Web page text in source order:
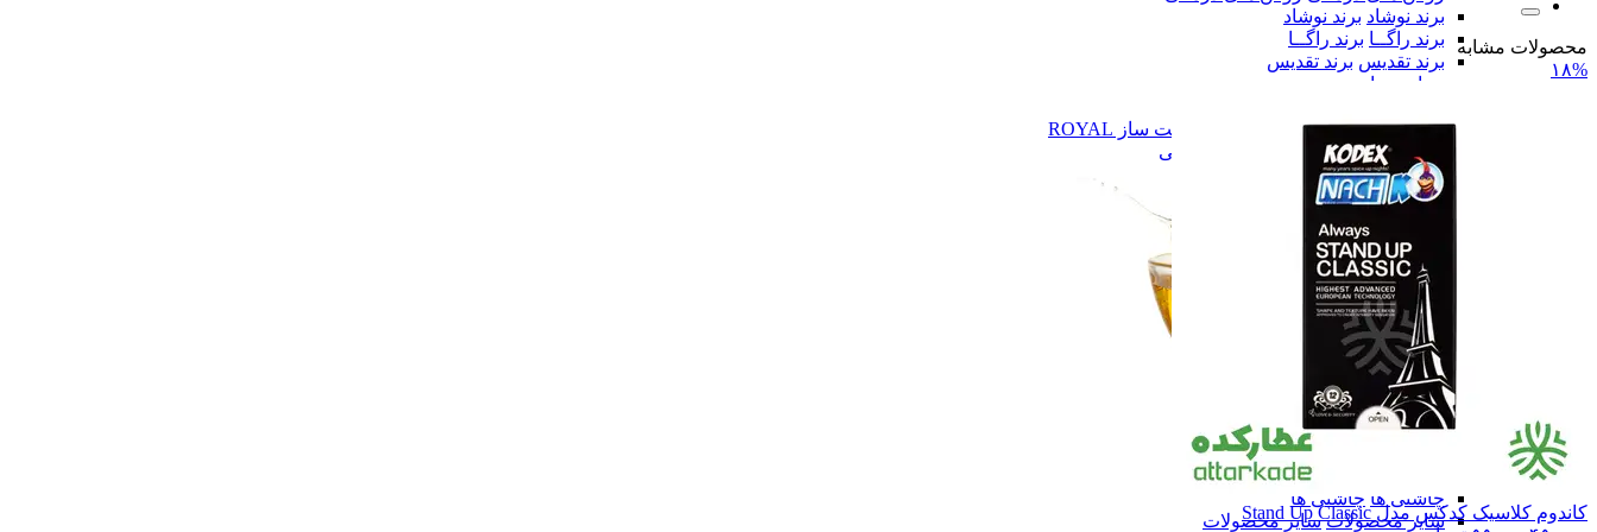
برند نوشاد برند نوشاد
برند راگــا برند راگــا
برند تقدیس برند تقدیس
سـایر
سـایر
روغن دست ساز ROYAL
روغن دست ساز ROYAL
همه دسته بندی های روغن های گیاهی
روغن های گیاهی
چاشنی ها چاشنی ها
سایر محصولات سایر محصولات
محصولات مشابه
۱۸%
کاندوم کلاسیک کدکس مدل Stand Up Classic